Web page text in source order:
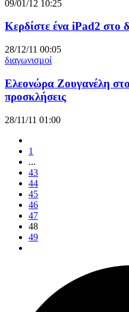
09/01/12 10:25
Κερδίστε ένα iPad2 στο
28/12/11 00:05
διαγωνισμοί
Ελεονώρα Ζουγανέλη
προσκλήσεις
28/11/11 01:00
1
...
43
44
45
46
47
48
49